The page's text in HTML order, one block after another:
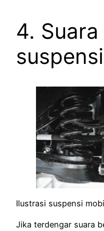
4.
suspensi
Ilustrasi suspensi
Jika terdengar suara